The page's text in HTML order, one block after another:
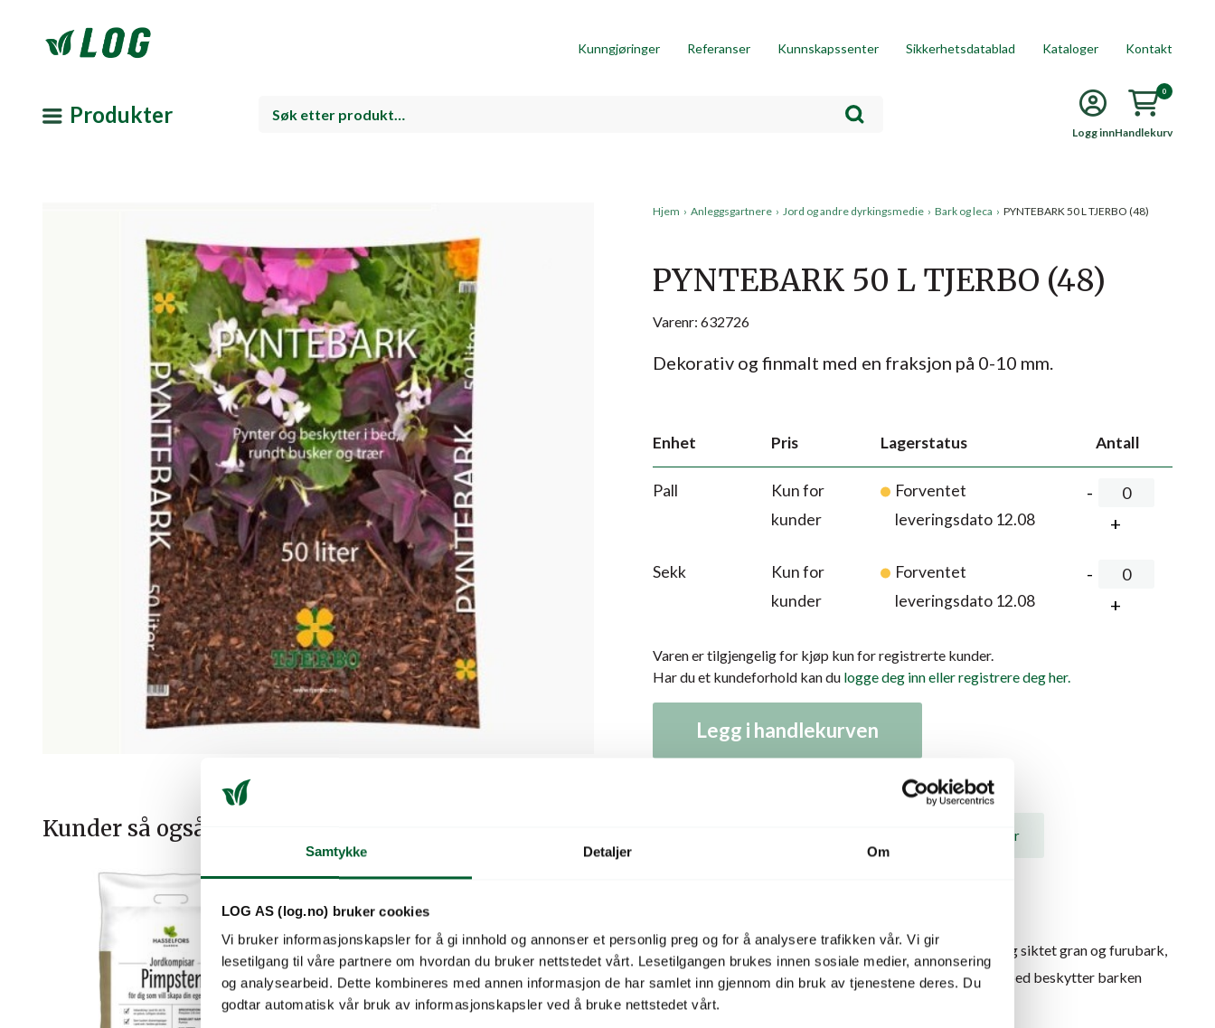
Samtykke Detaljer Om
LOG AS (log.no) bruker cookies
Vi bruker informasjonskapsler for å gi innhold og annonser et personlig preg og for å analysere trafikken vår. Vi gir
lesetilgang til våre partnere om hvordan du bruker nettstedet vårt. Lesetilgangen brukes innen sosiale medier, annonsering
og analysearbeid. Dette kombineres med annen informasjon de har samlet inn gjennom din bruk av tjenestene deres. Du
godtar automatisk vår bruk av informasjonskapsler ved å bruke nettstedet vårt.
Kunngjøringer Referanser Kunnskapssenter Sikkerhetsdatablad Kataloger Kontakt
Produkter
Logg innHandlekurv
0
Kunder så også på
Hjem › Anleggsgartnere › Jord og andre dyrkingsmedie › Bark og leca › PYNTEBARK 50 L TJERBO (48)
PYNTEBARK 50 L TJERBO (48)
Varenr: 632726
Dekorativ og finmalt med en fraksjon på 0-10 mm.
Enhet Pris Lagerstatus Antall
Pall
Kun for
kunder
Forventet
leveringsdato 12.08
Sekk
Kun for
kunder
Forventet
leveringsdato 12.08
Varen er tilgjengelig for kjøp kun for registrerte kunder.
Har du et kundeforhold kan du logge deg inn eller registrere deg her.
Legg i handlekurven
Dokumenter / Nedlastninger
Et bark i finere fraksjon. Den er produsert av fersk, revet og siktet gran og furubark,
med fraksjon på 0 – 10 mm. Et rent naturprodukt. Utlagt i bed beskytter barken
plantene og hemmer ugresset i å vokse frem.